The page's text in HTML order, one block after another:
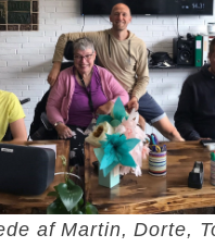
af Martin, Dorte,